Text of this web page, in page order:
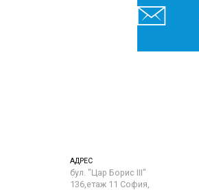
АДРЕС
бул. "Цар Борис III"
136,етаж 11 София,